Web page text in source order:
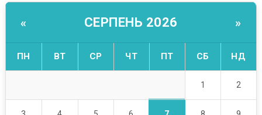
« СЕРПЕНЬ 2026 »
ПН ВТ СР ЧТ ПТ СБ НД
1 2